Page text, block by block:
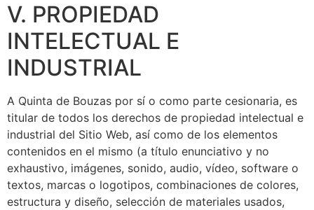
V. PROPIEDAD
INTELECTUAL E
INDUSTRIAL
A Quinta de Bouzas por sí o como parte cesionaria, es
titular de todos los derechos de propiedad intelectual e
industrial del Sitio Web, así como de los elementos
contenidos en el mismo (a título enunciativo y no
exhaustivo, imágenes, sonido, audio, vídeo, software o
textos, marcas o logotipos, combinaciones de colores,
estructura y diseño, selección de materiales usados,